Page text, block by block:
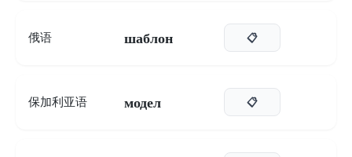
俄语 шаблон 📋
保加利亚语 модел 📋